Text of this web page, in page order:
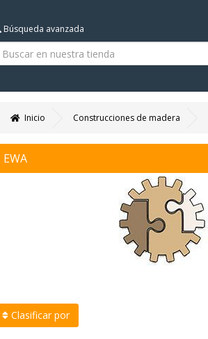
Búsqueda avanzada
Inicio Construcciones de madera
EWA
Clasificar por